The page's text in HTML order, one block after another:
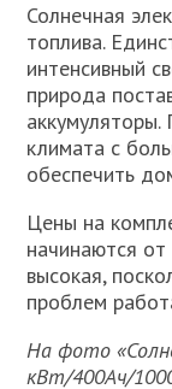
Солнечная
топлива.
интенсивный
природа
аккумуляторы.
климата с
обеспечить
Цены на
начинаются
высокая,
проблем
На фото
кВт/400Ач/